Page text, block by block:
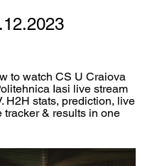
to watch CS U Craiova
Iasi live stream
H2H stats, prediction, live
tracker & results in one